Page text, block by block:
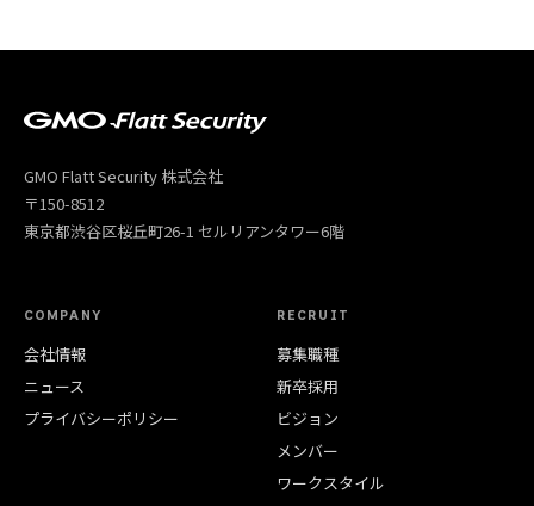
GMO Flatt Security 株式会社
〒150-8512
東京都渋谷区桜丘町26-1 セルリアンタワー6階
COMPANY
会社情報
ニュース
プライバシーポリシー
RECRUIT
募集職種
新卒採用
ビジョン
メンバー
ワークスタイル